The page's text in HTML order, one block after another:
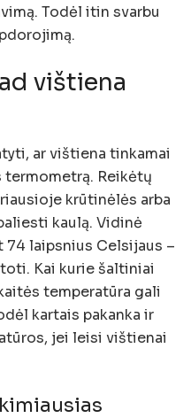
Todėl itin svarbu
vištiena
ar vištiena tinkamai
Reikėtų
krūtinėlės arba
kaulą. Vidinė
laipsnius Celsijaus –
Kai kurie šaltiniai
temperatūra gali
kartais pakanka ir
jei leisi vištienai